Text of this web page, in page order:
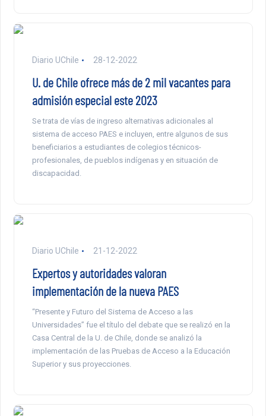
Diario UChile 28-12-2022
U. de Chile ofrece más de 2 mil vacantes para
admisión especial este 2023
Se trata de vías de ingreso alternativas adicionales al
sistema de acceso PAES e incluyen, entre algunos de sus
beneficiarios a estudiantes de colegios técnicos-
profesionales, de pueblos indígenas y en situación de
discapacidad.
Diario UChile 21-12-2022
Expertos y autoridades valoran
implementación de la nueva PAES
“Presente y Futuro del Sistema de Acceso a las
Universidades” fue el título del debate que se realizó en la
Casa Central de la U. de Chile, donde se analizó la
implementación de las Pruebas de Acceso a la Educación
Superior y sus proyecciones.